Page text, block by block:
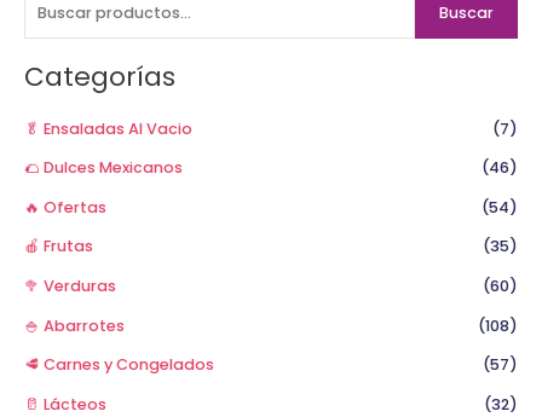
c
a
p
Buscar
Categorías
🥬 Ensaladas Al Vacio
(7)
🌮 Dulces Mexicanos
(46)
🔥 Ofertas
(54)
🍎 Frutas
(35)
🥦 Verduras
(60)
🍚 Abarrotes
(108)
🥩 Carnes y Congelados
(57)
🥛 Lácteos
(32)